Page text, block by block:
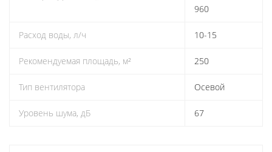
960
Расход воды, л/ч 10-15
Рекомендуемая площадь, м² 250
Тип вентилятора Осевой
Уровень шума, дБ 67